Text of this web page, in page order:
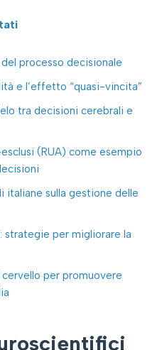
processo decisionale
e l’effetto “quasi-vincita”
tra decisioni cerebrali e
(RUA) come esempio
italiane sulla gestione delle
strategie per migliorare la
per promuovere